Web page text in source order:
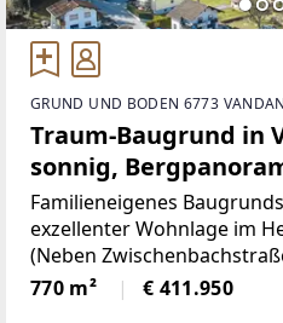
GRUND UND BODEN 6773
Traum-Baugrund in
sonnig,
Infrastruktur!
Familieneigenes
exzellenter Wohnlage im
(Neben
Grundstücksnummer129/
Zone 5 - Wohngebiet und
770 m² € 411.950